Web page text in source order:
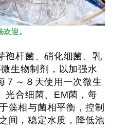
迎。
孢杆菌、硝化细菌、乳
生物制剂，以加强水
７～８天使用一次微生
光合细菌、EM菌，每
藻相与菌相平衡，控制
间，稳定水质，降低池